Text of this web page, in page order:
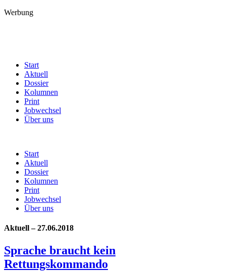
Werbung
Start
Aktuell
Dossier
Kolumnen
Print
Jobwechsel
Über uns
Start
Aktuell
Dossier
Kolumnen
Print
Jobwechsel
Über uns
Aktuell – 27.06.2018
Sprache braucht kein
Rettungskommando